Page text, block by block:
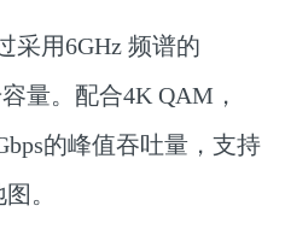
用6GHz 频谱的
量。配合4K QAM，
的峰值吞吐量，支持
。